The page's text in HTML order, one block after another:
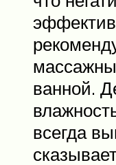
ванной.
всегда